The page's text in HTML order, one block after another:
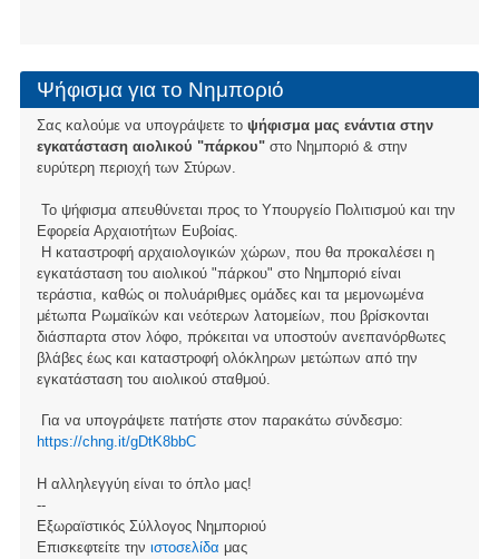
Ψήφισμα για το Νημποριό
Σας καλούμε να υπογράψετε το ψήφισμα μας ενάντια στην
εγκατάσταση αιολικού "πάρκου"στο Νημποριό & στην
ευρύτερη περιοχή των Στύρων.
Το ψήφισμα απευθύνεται προς το Υπουργείο Πολιτισμού και την
Εφορεία Αρχαιοτήτων Ευβοίας.
Η καταστροφή αρχαιολογικών χώρων, που θα προκαλέσει η
εγκατάσταση του αιολικού "πάρκου" στο Νημποριό είναι
τεράστια, καθώς οι πολυάριθμες ομάδες και τα μεμονωμένα
μέτωπα Ρωμαϊκών και νεότερων λατομείων, που βρίσκονται
διάσπαρτα στον λόφο, πρόκειται να υποστούν ανεπανόρθωτες
βλάβες έως και καταστροφή ολόκληρων μετώπων από την
εγκατάσταση του αιολικού σταθμού.
Για να υπογράψετε πατήστε στον παρακάτω σύνδεσμο:
https://chng.it/gDtK8bbC
Η αλληλεγγύη είναι το όπλο μας!
--
Εξωραϊστικός Σύλλογος Νημποριού
Επισκεφτείτε την ιστοσελίδα μας